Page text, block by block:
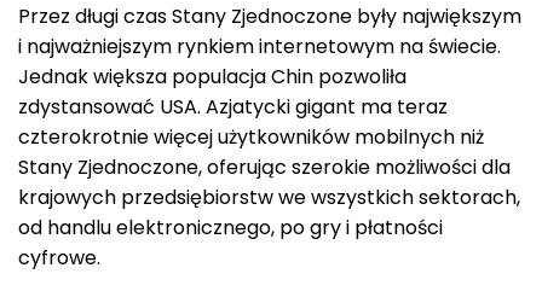
Przez długi czas Stany Zjednoczone były największym
i najważniejszym rynkiem internetowym na świecie.
Jednak większa populacja Chin pozwoliła
zdystansować USA. Azjatycki gigant ma teraz
czterokrotnie więcej użytkowników mobilnych niż
Stany Zjednoczone, oferując szerokie możliwości dla
krajowych przedsiębiorstw we wszystkich sektorach,
od handlu elektronicznego, po gry i płatności
cyfrowe.